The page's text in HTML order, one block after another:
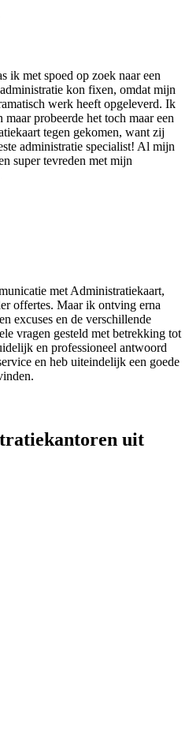
ik met spoed op zoek naar een
kon fixen, omdat mijn
werk heeft opgeleverd. Ik
probeerde het toch maar een
tegen gekomen, want zij
administratie specialist! Al mijn
super tevreden met mijn
met Administratiekaart,
offertes. Maar ik ontving erna
excuses en de verschillende
vragen gesteld met betrekking tot
en professioneel antwoord
en heb uiteindelijk een goede
uit